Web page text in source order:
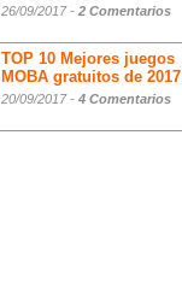
26/09/2017 - 2 Comentarios
TOP 10 Mejores juegos
MOBA gratuitos de 2017
20/09/2017 - 4 Comentarios